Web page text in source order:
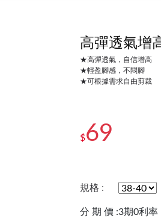
高彈透氣增
★高彈透氣，自信增高
★輕盈腳感，不悶腳
★可根據需求自由剪裁
$69
規格 :
分 期 價 :3期0利率